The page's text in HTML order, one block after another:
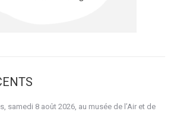
samedi 8 août 2026, au musée de l’Air et de